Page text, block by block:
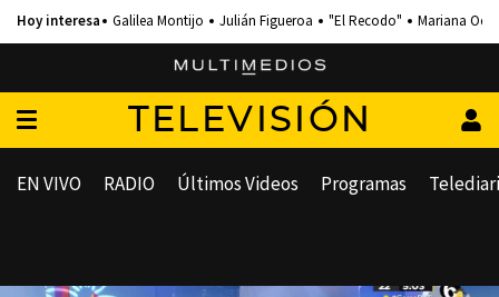
Galilea Montijo Julián Figueroa "El Recodo" Mariana
TELEVISIÓN
EN VIVO RADIO Últimos Videos Programas